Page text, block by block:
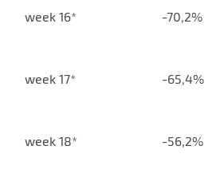
week 16* -70,2%
week 17* -65,4%
week 18* -56,2%